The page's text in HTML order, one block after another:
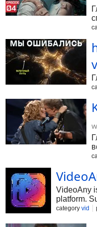
VideoAny
platform.
built-in ai
category vid